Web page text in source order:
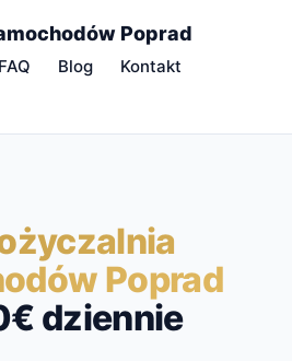
Poprad
FAQ Blog Kontakt
Poprad
dziennie